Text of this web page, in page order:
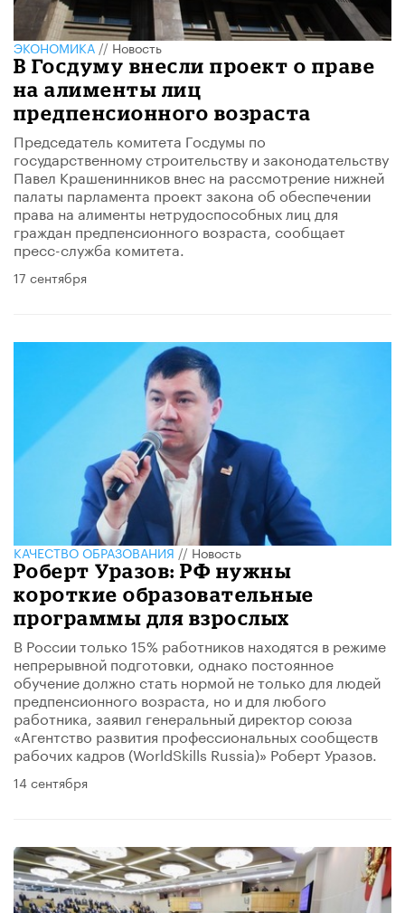
ЭКОНОМИКА//Новость
В Госдуму внесли проект о праве
на алименты лиц
предпенсионного возраста
Председатель комитета Госдумы по
государственному строительству и законодательству
Павел Крашенинников внес на рассмотрение нижней
палаты парламента проект закона об обеспечении
права на алименты нетрудоспособных лиц для
граждан предпенсионного возраста, сообщает
пресс-служба комитета.
17 сентября
КАЧЕСТВО ОБРАЗОВАНИЯ//Новость
Роберт Уразов: РФ нужны
короткие образовательные
программы для взрослых
В России только 15% работников находятся в режиме
непрерывной подготовки, однако постоянное
обучение должно стать нормой не только для людей
предпенсионного возраста, но и для любого
работника, заявил генеральный директор союза
«Агентство развития профессиональных сообществ
рабочих кадров (WorldSkills Russia)» Роберт Уразов.
14 сентября